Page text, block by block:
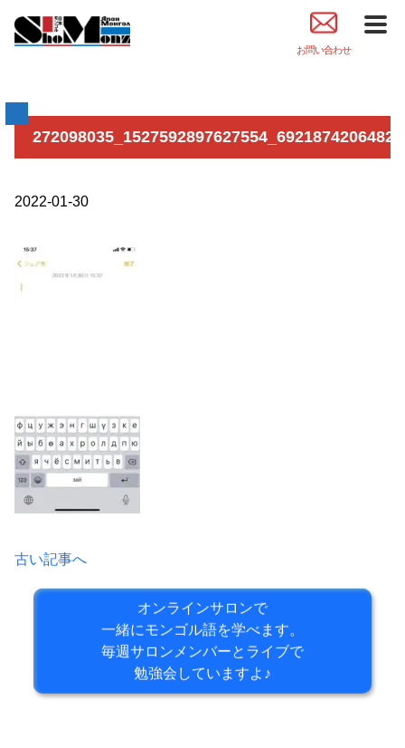
お問い合わせ
2022-01-30
古い記事へ
オンラインサロンで
一緒にモンゴル語を学べます。
毎週サロンメンバーとライブで
勉強会していますよ♪